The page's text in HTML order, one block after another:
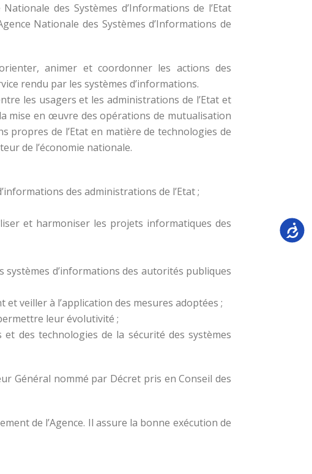
des Systèmes d’Informations de l’Etat
Nationale des Systèmes d’Informations de
animer et coordonner les actions des
rendu par les systèmes d’informations.
les usagers et les administrations de l’Etat et
mise en œuvre des opérations de mutualisation
propres de l’Etat en matière de technologies de
de l’économie nationale.
des administrations de l’Etat ;
et harmoniser les projets informatiques des
d’informations des autorités publiques
veiller à l’application des mesures adoptées ;
leur évolutivité ;
des technologies de la sécurité des systèmes
Général nommé par Décret pris en Conseil des
de l’Agence. Il assure la bonne exécution de